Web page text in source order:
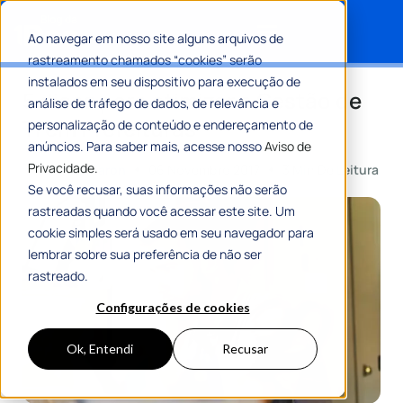
Ao navegar em nosso site alguns arquivos de
rastreamento chamados “cookies” serão
instalados em seu dispositivo para execução de
análise de tráfego de dados, de relevância e
personalização de conteúdo e endereçamento de
anúncios. Para saber mais, acesse nossoAviso de
Privacidade.
Se você recusar, suas informações não serão
rastreadas quando você acessar este site. Um
cookie simples será usado em seu navegador para
lembrar sobre sua preferência de não ser
rastreado.
Configurações de cookies
Ok, Entendi Recusar
5 dicas para otimizar a Gestão de
TI em Prefeituras
PorCamila Baron 3 Min De Leitura